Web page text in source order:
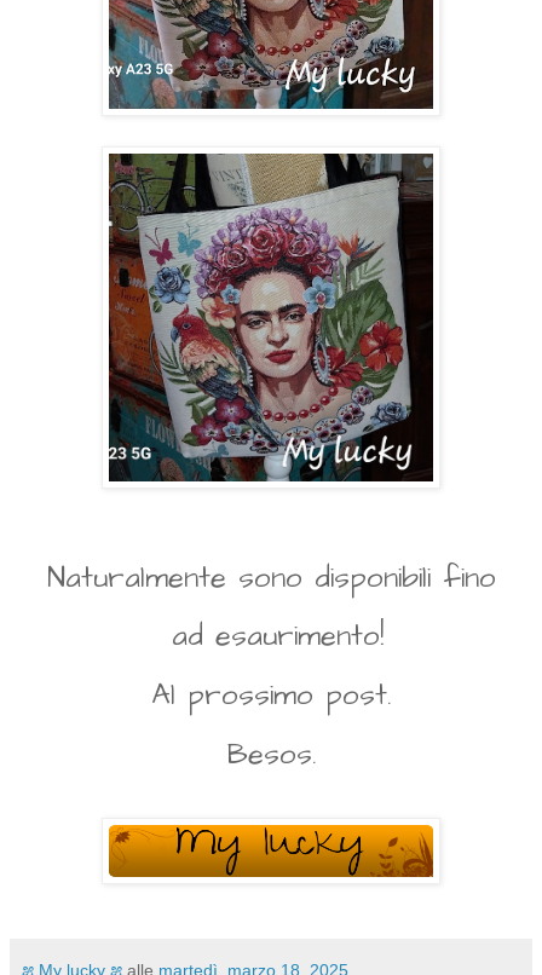
Naturalmente sono disponibili fino
ad esaurimento!
Al prossimo post.
Besos.
೫ My lucky ೫ alle martedì, marzo 18, 2025